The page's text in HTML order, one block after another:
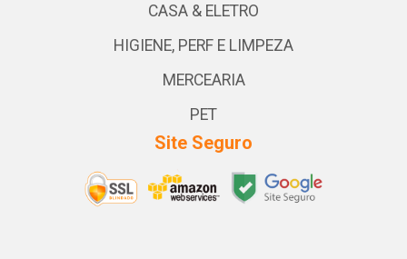
CASA & ELETRO
HIGIENE, PERF E LIMPEZA
MERCEARIA
PET
Site Seguro